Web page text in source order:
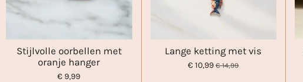
Stijlvolle oorbellen met
oranje hanger
€ 9,99
Lange ketting met vis
€ 10,99 € 14,99